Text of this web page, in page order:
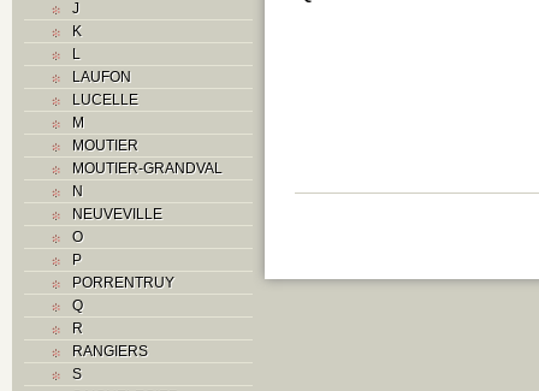
Routes
S
Textes
V
J
K
L
LAUFON
LUCELLE
M
MOUTIER
MOUTIER-GRANDVAL
N
NEUVEVILLE
O
P
PORRENTRUY
Q
R
RANGIERS
S